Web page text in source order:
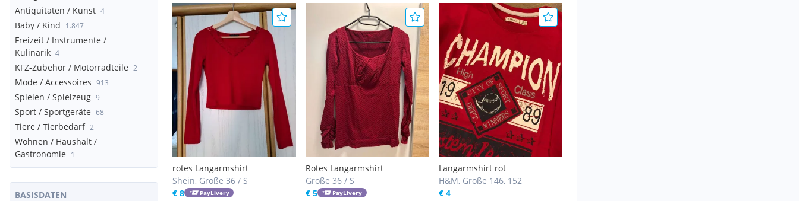
Antiquitäten / Kunst 4
Baby / Kind 1.847
Freizeit / Instrumente /
Kulinarik 4
KFZ-Zubehör / Motorradteile 2
Mode / Accessoires 913
Spielen / Spielzeug 9
Sport / Sportgeräte 68
Tiere / Tierbedarf 2
Wohnen / Haushalt /
Gastronomie 1
BASISDATEN
rotes Langarmshirt
Shein, Größe 36 / S
€ 8
PayLivery
Rotes Langarmshirt
Größe 36 / S
€ 5
PayLivery
Langarmshirt rot
H&M, Größe 146, 152
€ 4